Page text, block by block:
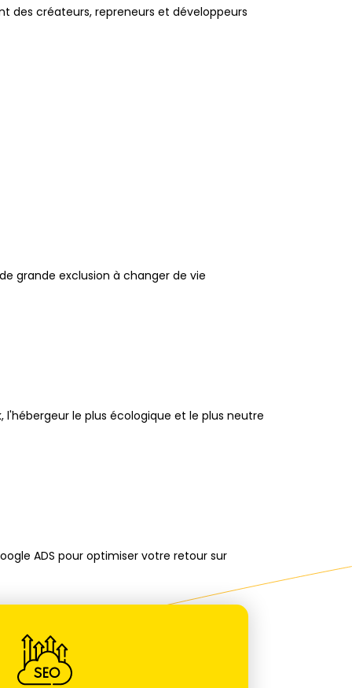
des créateurs, repreneurs et développeurs
grande exclusion à changer de vie
le plus écologique et le plus neutre
ADS pour optimiser votre retour sur